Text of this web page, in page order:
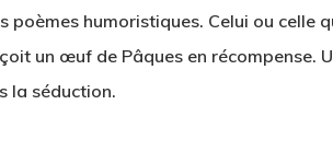
poèmes humoristiques. Celui ou celle
un œuf de Pâques en récompense.
la séduction.